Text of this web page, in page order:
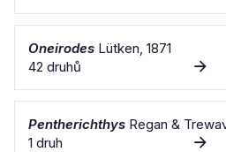
Oneirodes Lütken, 1871
42 druhů
Pentherichthys Regan &
1 druh